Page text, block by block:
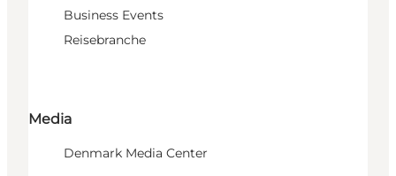
Business Events
Reisebranche
Media
Denmark Media Center